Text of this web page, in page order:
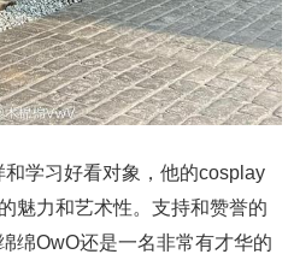
学习好看对象，他的cosplay
魅力和艺术性。支持和赞誉的
绵OwO还是一名非常有才华的